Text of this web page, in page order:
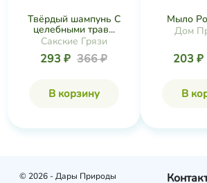
Твёрдый шампунь С
целебными трав...
Сакские Грязи
293 ₽ 366 ₽
В корзину
Мыло
Дом
203 ₽
В
© 2026 - Дары Природы